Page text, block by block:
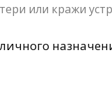
или кражи